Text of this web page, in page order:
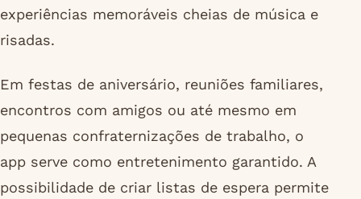
experiências memoráveis cheias de música e
risadas.
Em festas de aniversário, reuniões familiares,
encontros com amigos ou até mesmo em
pequenas confraternizações de trabalho, o
app serve como entretenimento garantido. A
possibilidade de criar listas de espera permite